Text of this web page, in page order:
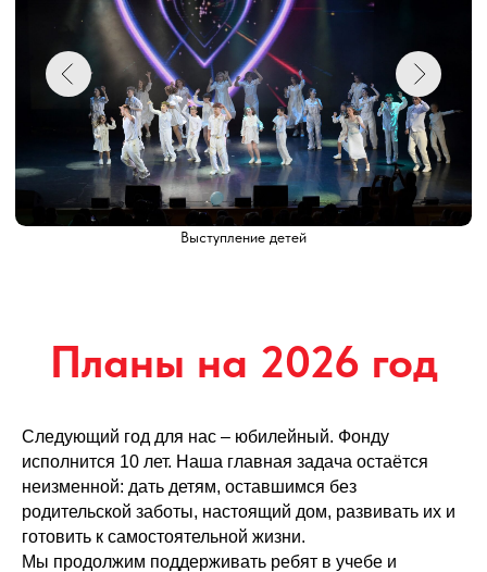
Выступление детей
После премьеры
Следующий год для нас – юбилейный. Фонду
исполнится 10 лет. Наша главная задача остаётся
неизменной: дать детям, оставшимся без
родительской заботы, настоящий дом, развивать их и
готовить к самостоятельной жизни.
Мы продолжим поддерживать ребят в учебе и